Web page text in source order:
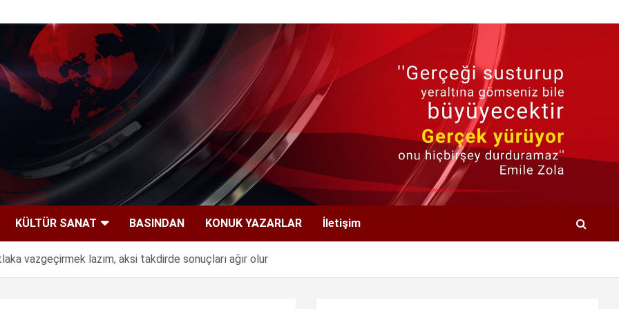
KÜLTÜR SANAT BASINDAN KONUK YAZARLAR İletişim
vazgeçirmek lazım, aksi takdirde sonuçları ağır olur